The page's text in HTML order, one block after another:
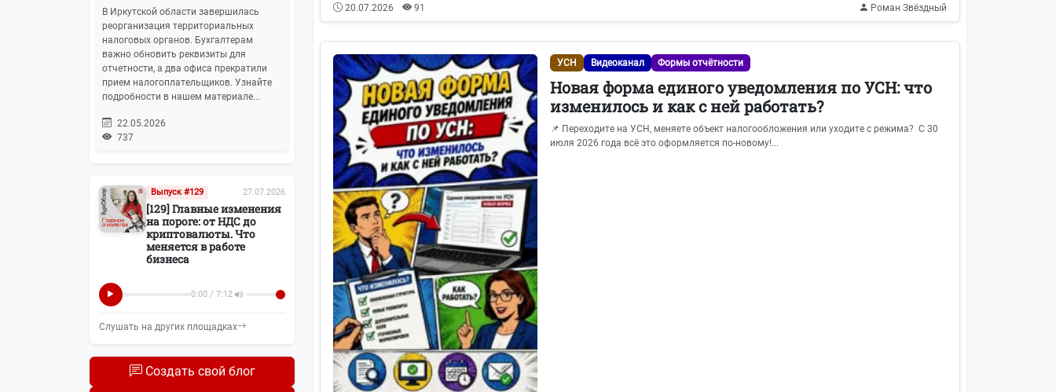
20.07.2026 91 Роман Звёздный
УСН Видеоканал Формы отчётности
Новая форма единого уведомления по УСН: что
изменилось и как с ней работать?
📌 Переходите на УСН, меняете объект налогообложения или уходите с режима? С 30
июля 2026 года всё это оформляется по-новому!...
Календарь отчетности
Транспортный налог
ЭДО 14
Регистрация бизнеса
ПСН (Патенты) 11
Новости БУХОТЧЁТ.ру
Маркировка
Росстат
Реклама
В Иркутской области завершилась
реорганизация территориальных
налоговых органов. Бухгалтерам
важно обновить реквизиты для
отчетности, а два офиса прекратили
прием налогоплательщиков. Узнайте
подробности в нашем материале...
22.05.2026
737
Выпуск #129 27.07.2026
[129] Главные изменения
на пороге: от НДС до
криптовалюты. Что
меняется в работе
бизнеса
0:00 / 7:12
Слушать на других площадках
Создать свой блог